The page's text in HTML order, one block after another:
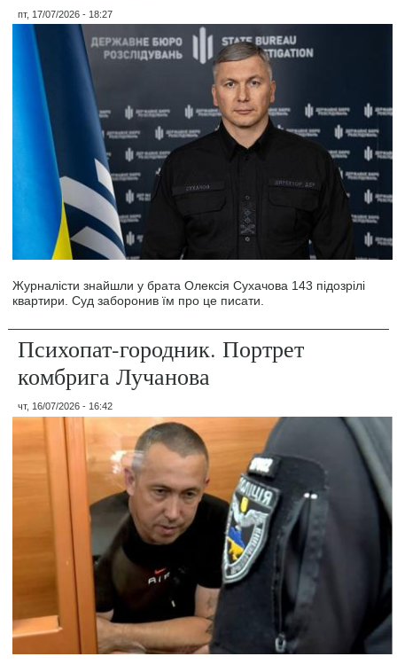
пт, 17/07/2026 - 18:27
Журналісти знайшли у брата Олексія Сухачова 143 підозрілі
квартири. Суд заборонив їм про це писати.
Психопат-городник. Портрет
комбрига Лучанова
чт, 16/07/2026 - 16:42